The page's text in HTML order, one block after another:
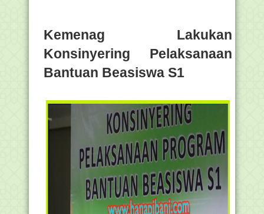
Kemenag Lakukan
Konsinyering Pelaksanaan
Bantuan Beasiswa S1